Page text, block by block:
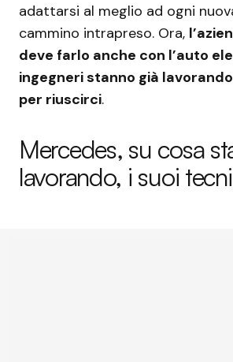
adattarsi al meglio ad ogni
cammino intrapreso. Ora,
deve farlo anche con l’auto
ingegneri stanno già
per riuscirci.
Mercedes, su cosa
lavorando, i suoi